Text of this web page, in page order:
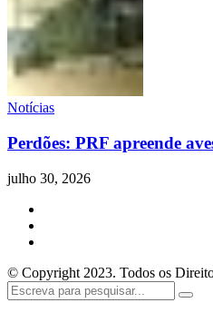
Notícias
Perdões: PRF apreende
julho 30, 2026
© Copyright 2023. Todos os